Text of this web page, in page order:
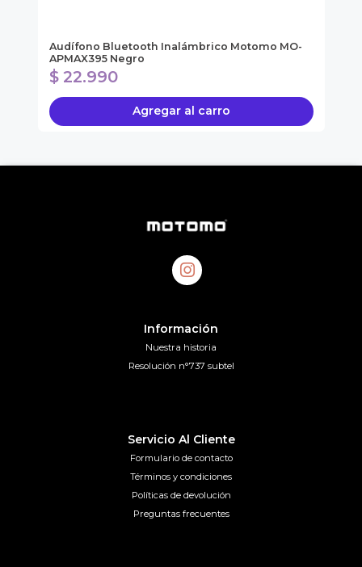
Audífono Bluetooth Inalámbrico Motomo MO-
APMAX395 Negro
$ 22.990
Agregar al carro
Información
Nuestra historia
Resolución n°737 subtel
Servicio Al Cliente
Formulario de contacto
Términos y condiciones
Políticas de devolución
Preguntas frecuentes